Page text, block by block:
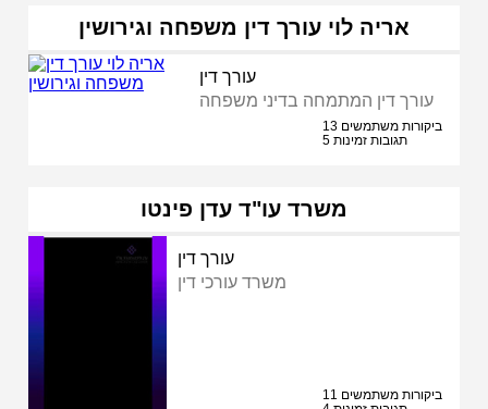
אריה לוי עורך דין משפחה וגירושין
עורך דין
עורך דין המתמחה בדיני משפחה
13 ביקורות משתמשים
5 תגובות זמינות
משרד עו"ד עדן פינטו
עורך דין
משרד עורכי דין
11 ביקורות משתמשים